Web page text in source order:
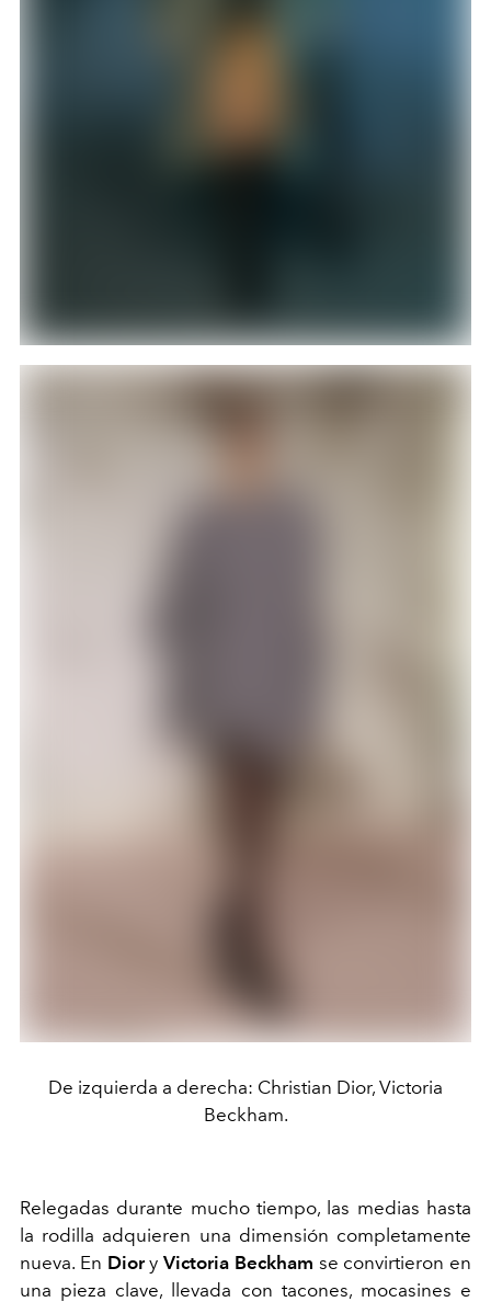
De izquierda a derecha: Christian Dior, Victoria
Beckham.
Relegadas durante mucho tiempo, las medias hasta
la rodilla adquieren una dimensión completamente
nueva. En Diory Victoria Beckham se convirtieron en
una pieza clave, llevada con tacones, mocasines e